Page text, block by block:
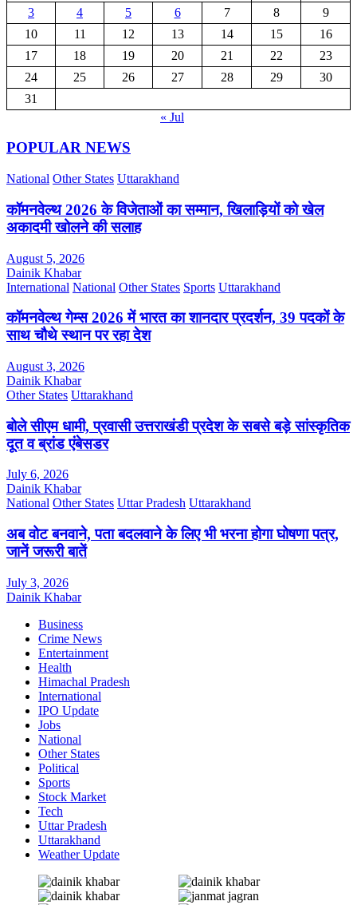
3
4 5 6 7 8
9
10
11 12 13 14 15
16
17
18 19 20 21 22
23
24
25 26 27 28 29
30
31
« Jul
POPULAR NEWS
National Other States Uttarakhand
कॉमनवेल्थ 2026 के विजेताओं का सम्मान, खिलाड़ियों को खेल
अकादमी खोलने की सलाह
August 5, 2026
Dainik Khabar
International National Other States Sports Uttarakhand
कॉमनवेल्थ गेम्स 2026 में भारत का शानदार प्रदर्शन, 39 पदकों के
साथ चौथे स्थान पर रहा देश
August 3, 2026
Dainik Khabar
Other States Uttarakhand
बोले सीएम धामी, प्रवासी उत्तराखंडी प्रदेश के सबसे बड़े सांस्कृतिक
दूत व ब्रांड एंबेसडर
July 6, 2026
Dainik Khabar
National Other States Uttar Pradesh Uttarakhand
अब वोट बनवाने, पता बदलवाने के लिए भी भरना होगा घोषणा पत्र,
जानें जरूरी बातें
July 3, 2026
Dainik Khabar
Business
Crime News
Entertainment
Health
Himachal Pradesh
International
IPO Update
Jobs
National
Other States
Political
Sports
Stock Market
Tech
Uttar Pradesh
Uttarakhand
Weather Update